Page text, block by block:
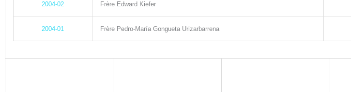
2004-02 Frère Edward Kiefer
2004-01 Frère Pedro-María Gongueta Urizarbarrena